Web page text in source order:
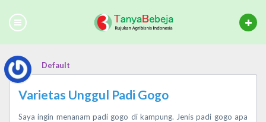
Default
Varietas Unggul Padi Gogo
Saya ingin menanam padi gogo di kampung. Jenis padi gogo apa